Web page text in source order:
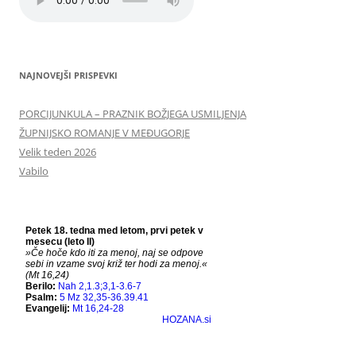
NAJNOVEJŠI PRISPEVKI
PORCIJUNKULA – PRAZNIK BOŽJEGA USMILJENJA
ŽUPNIJSKO ROMANJE V MEĐUGORJE
Velik teden 2026
Vabilo